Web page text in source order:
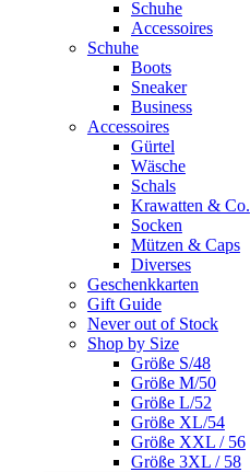
Schuhe
Accessoires
Schuhe
Boots
Sneaker
Business
Accessoires
Gürtel
Wäsche
Schals
Krawatten & Co.
Socken
Mützen & Caps
Diverses
Geschenkkarten
Gift Guide
Never out of Stock
Shop by Size
Größe S/48
Größe M/50
Größe L/52
Größe XL/54
Größe XXL / 56
Größe 3XL / 58